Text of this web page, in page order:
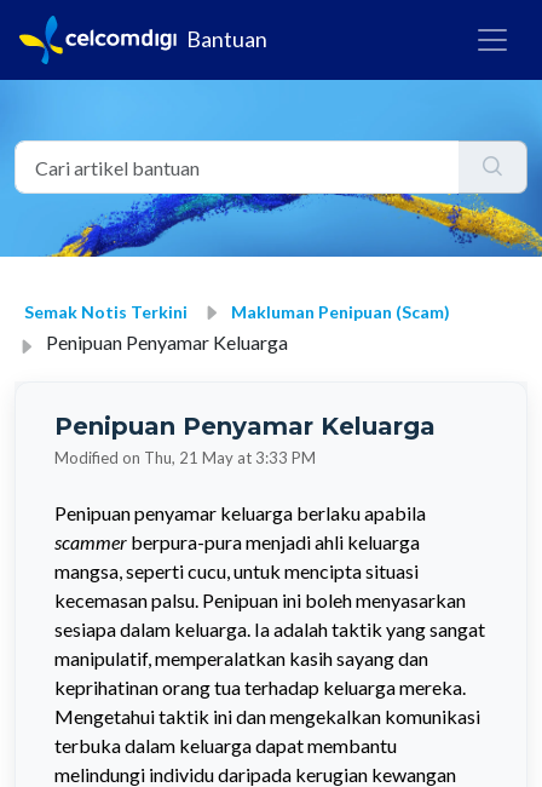
Bantuan
Semak Notis Terkini Makluman Penipuan (Scam)
Penipuan Penyamar Keluarga
Penipuan Penyamar Keluarga
Modified on Thu, 21 May at 3:33 PM
Penipuan penyamar keluarga berlaku apabila
scammer berpura-pura menjadi ahli keluarga
mangsa, seperti cucu, untuk mencipta situasi
kecemasan palsu. Penipuan ini boleh menyasarkan
sesiapa dalam keluarga. Ia adalah taktik yang sangat
manipulatif, memperalatkan kasih sayang dan
keprihatinan orang tua terhadap keluarga mereka.
Mengetahui taktik ini dan mengekalkan komunikasi
terbuka dalam keluarga dapat membantu
melindungi individu daripada kerugian kewangan